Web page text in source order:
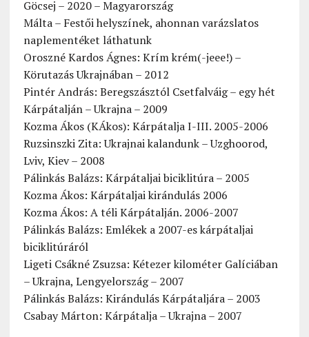
Göcsej – 2020 – Magyarország
Málta – Festői helyszínek, ahonnan varázslatos
naplementéket láthatunk
Oroszné Kardos Ágnes: Krím krém(-jeee!) –
Körutazás Ukrajnában – 2012
Pintér András: Beregszásztól Csetfalváig – egy hét
Kárpátalján – Ukrajna – 2009
Kozma Ákos (KÁkos): Kárpátalja I-III. 2005-2006
Ruzsinszki Zita: Ukrajnai kalandunk – Uzghoorod,
Lviv, Kiev – 2008
Pálinkás Balázs: Kárpátaljai biciklitúra – 2005
Kozma Ákos: Kárpátaljai kirándulás 2006
Kozma Ákos: A téli Kárpátalján. 2006-2007
Pálinkás Balázs: Emlékek a 2007-es kárpátaljai
biciklitúráról
Ligeti Csákné Zsuzsa: Kétezer kilométer Galíciában
– Ukrajna, Lengyelország – 2007
Pálinkás Balázs: Kirándulás Kárpátaljára – 2003
Csabay Márton: Kárpátalja – Ukrajna – 2007